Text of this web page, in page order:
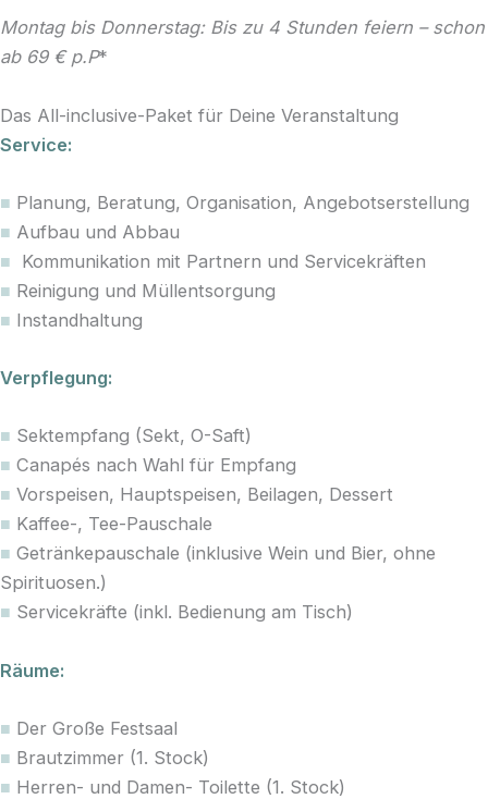
Montag bis Donnerstag: Bis zu 4 Stunden feiern – schon
ab 69 € p.P*
Das All-inclusive-Paket für Deine Veranstaltung
Service:
■ Planung, Beratung, Organisation, Angebotserstellung
■ Aufbau und Abbau
■ Kommunikation mit Partnern und Servicekräften
■ Reinigung und Müllentsorgung
■ Instandhaltung
Verpflegung:
■ Sektempfang (Sekt, O-Saft)
■ Canapés nach Wahl für Empfang
■ Vorspeisen, Hauptspeisen, Beilagen, Dessert
■ Kaffee-, Tee-Pauschale
■ Getränkepauschale (inklusive Wein und Bier, ohne
Spirituosen.)
■ Servicekräfte (inkl. Bedienung am Tisch)
Räume:
■ Der Große Festsaal
■ Brautzimmer (1. Stock)
■ Herren- und Damen- Toilette (1. Stock)